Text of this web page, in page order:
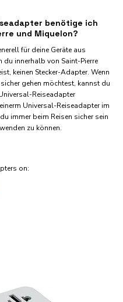
benötige ich
und Miquelon?
für deine Geräte aus
du innerhalb von Saint-Pierre
keinen Stecker-Adapter. Wenn
gehen möchtest, kannst du
Reiseadapter
Universal-Reiseadapter im
immer beim Reisen sicher sein
zu können.
on: